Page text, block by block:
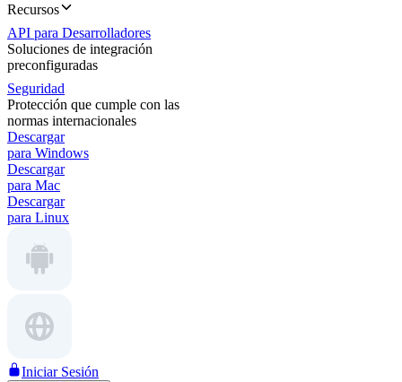
Recursos
API para Desarrolladores
Soluciones de integración
preconfiguradas
Seguridad
Protección que cumple con las
normas internacionales
Descargar
para Windows
Descargar
para Mac
Descargar
para Linux
Iniciar Sesión